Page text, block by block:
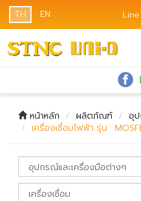
TH EN
หน้าหลัก ผลิตภัณฑ์
อุ
เครื่องเชื่อมไฟฟ้า รุ่น :